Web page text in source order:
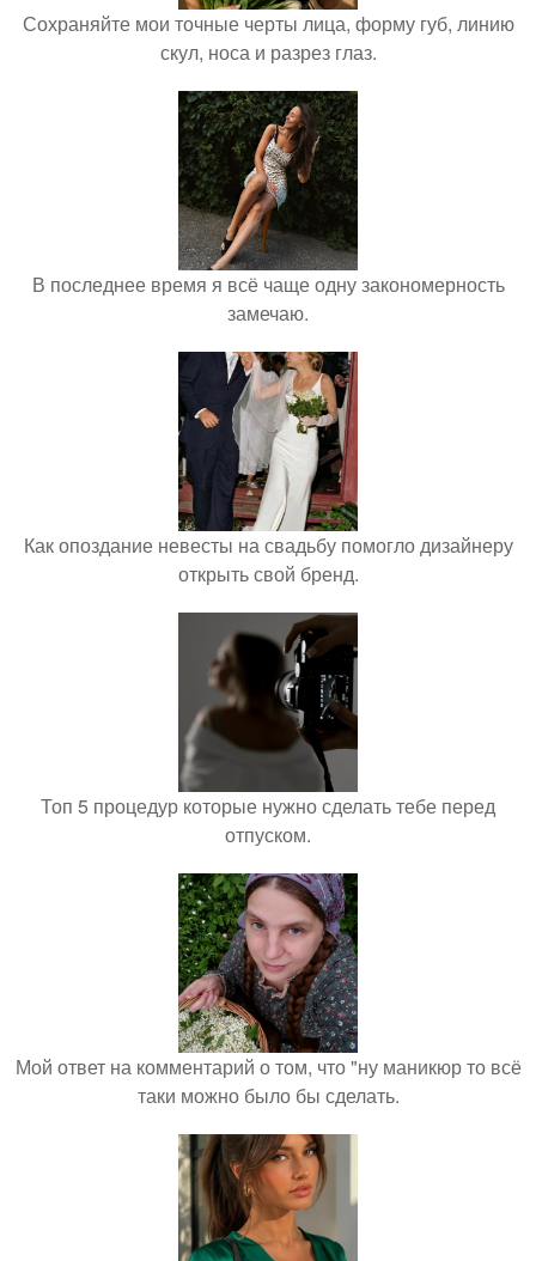
Сохраняйте мои точные черты лица, форму губ, линию
скул, носа и разрез глаз.
В последнее время я всё чаще одну закономерность
замечаю.
Как опоздание невесты на свадьбу помогло дизайнеру
открыть свой бренд.
Топ 5 процедур которые нужно сделать тебе перед
отпуском.
Мой ответ на комментарий о том, что "ну маникюр то всё
таки можно было бы сделать.